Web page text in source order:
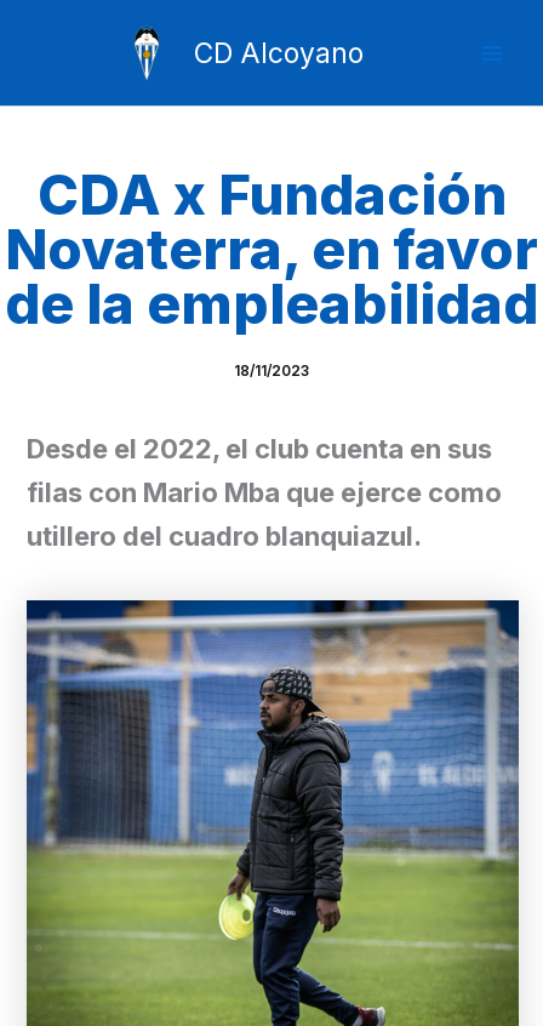
CD Alcoyano
CDA x Fundación
Novaterra, en favor
de la empleabilidad
18/11/2023
Desde el 2022, el club cuenta en sus
filas con Mario Mba que ejerce como
utillero del cuadro blanquiazul.